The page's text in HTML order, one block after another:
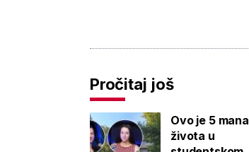
Pročitaj još
Ovo je 5 mana
života u